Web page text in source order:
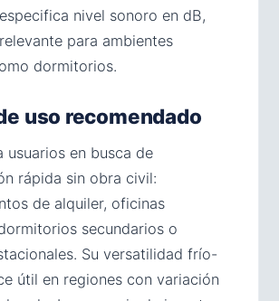
nivel sonoro en dB,
para ambientes
dormitorios.
uso recomendado
usuarios en busca de
rápida sin obra civil:
de alquiler, oficinas
secundarios o
Su versatilidad frío-
útil en regiones con variación